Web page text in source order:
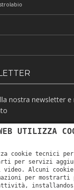
nostra newsletter e
l'informativa e
dei miei dati
indicate *
UTILIZZA
cookie tecnici per
per servizi
Alcuni cookie
per